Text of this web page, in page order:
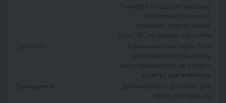
Таймер 1-9 год| Світлодіоди|
Сенсорний дисплей|
Комплект: портал, камін,
пульт ДК, інструкція, гар.талон
Сумісність
Камінокомплект може бути
розміщений у будь-якому
місці приміщення, де є поруч
розетка для живлення
Приміщення
Для квартири| Для дачі| Для
офісу| Для будинку